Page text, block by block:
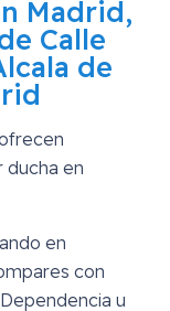
Madrid,
Calle
de
ducha en
en
con
u